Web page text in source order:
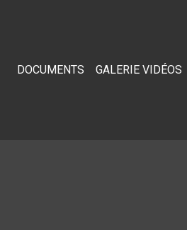
DOCUMENTS GALERIE VIDÉOS